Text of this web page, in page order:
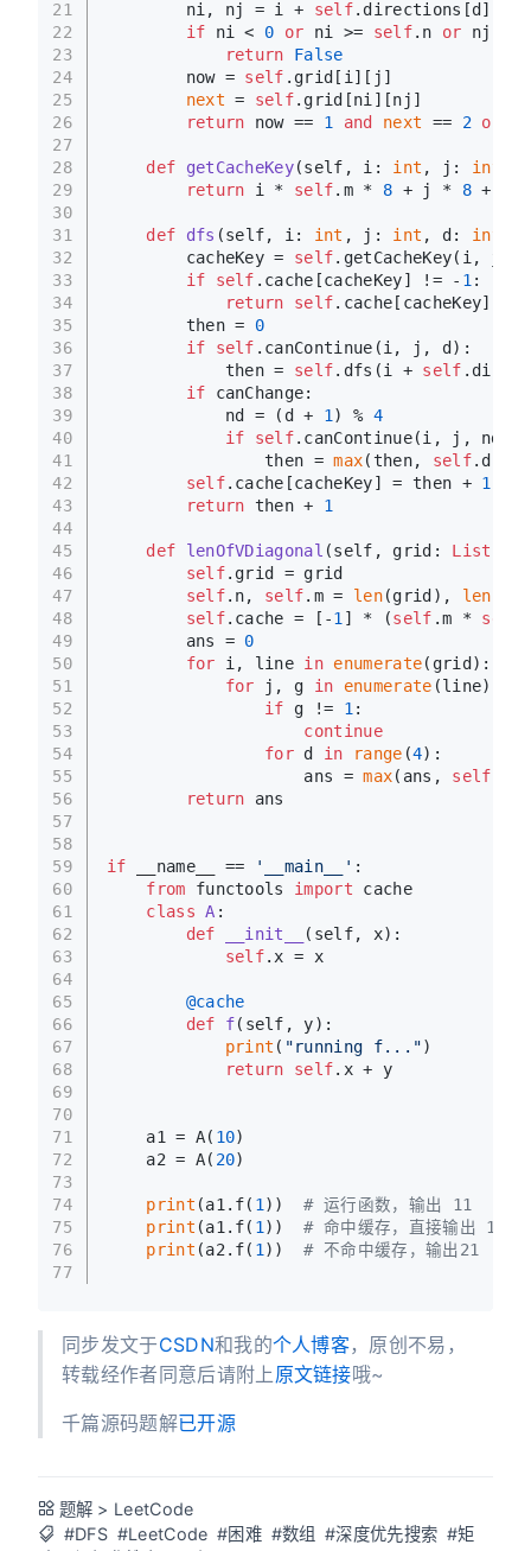
21
22
23
24
25
26
27
28
29
30
31
32
33
34
35
36
37
38
39
40
41
42
43
44
45
46
47
48
49
50
51
52
53
54
55
56
57
58
59
60
61
62
63
64
65
66
67
68
69
70
71
72
73
74
75
76
77
        ni, nj = i +
self.directions[d][
if ni < 0 or ni >= self.n or nj <
return
False
        now =
self .grid[i][j]
next = self.grid[ni][nj]
return now == 1 and next == 2 or
def getCacheKey(self, i: int , j: int
return i * self.m * 8 + j * 8 + d
def dfs (self, i: int , j: int , d: int
        cacheKey =
self.getCacheKey(i, j,
if
self .cache[cacheKey] != - 1 :
return
self.cache[cacheKey]
        then =
0
if
self .canContinue(i, j, d):
            then =
self.dfs(i + self
if canChange:
            nd = (d +
1 ) % 4
if
self.canContinue(i, j, nd):
                then =
max(then, self
self.cache[cacheKey] = then + 1
return then + 1
def lenOfVDiagonal (self, grid: List
self.grid = grid
self.n, self.m = len(grid), len
self.cache = [-1 ] * (self .m * self
        ans =
0
for i, line in enumerate(grid):
for j, g in enumerate (line):
if g != 1 :
continue
for d in range (4):
                    ans =
max(ans, self
return ans
if __name__ == '__main__' :
from functools import cache
class A :
def
__init__ ( self, x):
self.x = x
        @cache
def
f( self, y):
print ( "running f...")
return
self.x + y
    a1 = A(
10)
    a2 = A(
20)
print (a1.f( 1 )) # 运行函数，输出 11
print (a1.f( 1 )) # 命中缓存，直接输出 11
print (a2.f( 1 )) # 不命中缓存，输出21
同步发文于CSDN和我的个人博客，原创不易，
转载经作者同意后请附上 原文链接哦~
千篇源码题解已开源
题解 > LeetCode
#DFS #LeetCode #困难 #数组 #深度优先搜索 #矩